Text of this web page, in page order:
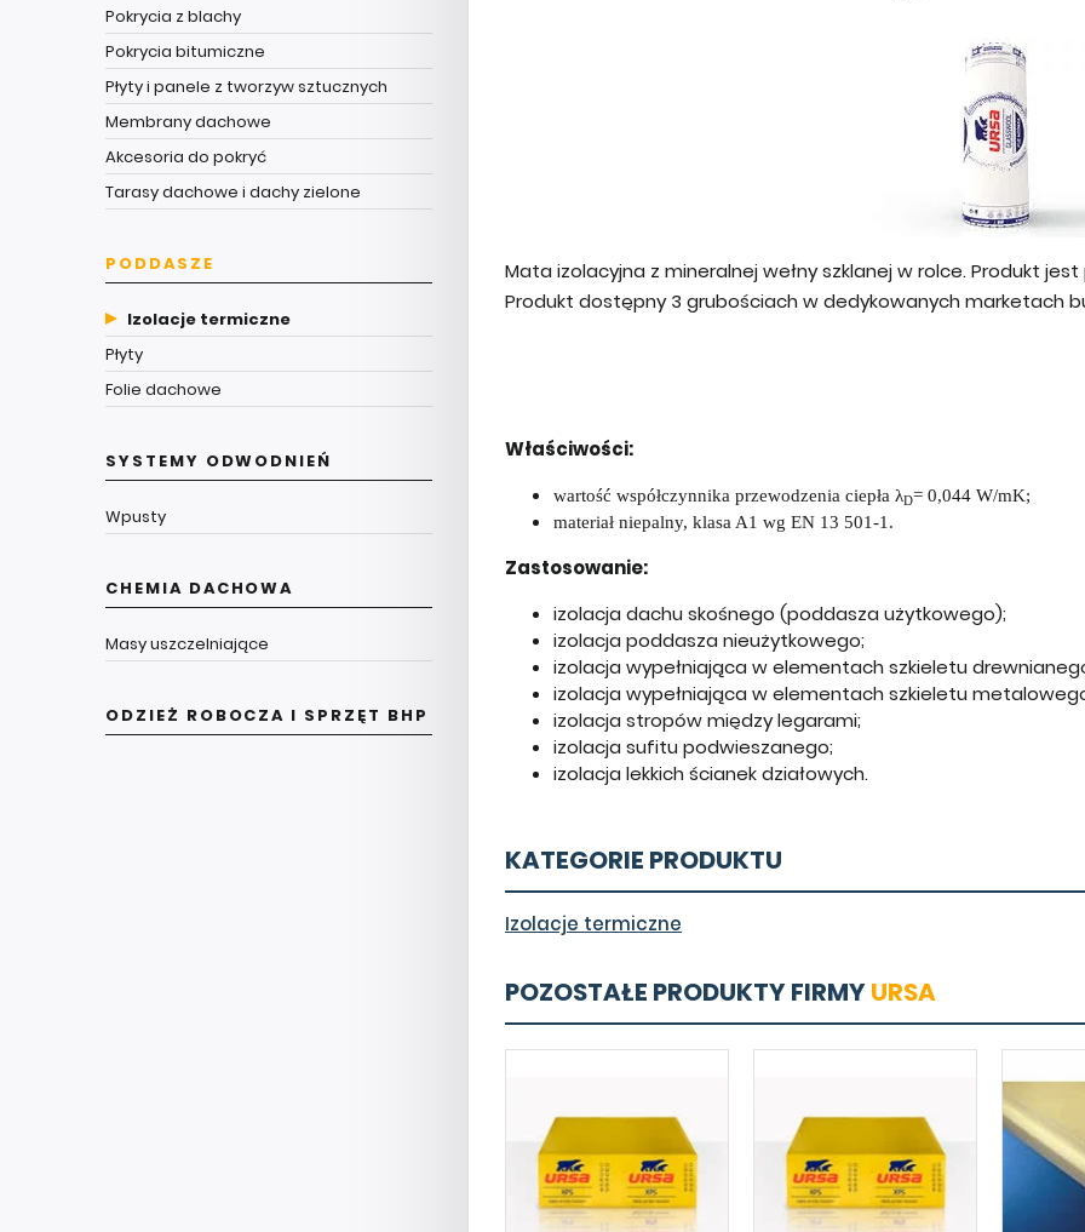
Pokrycia z blachy
Pokrycia bitumiczne
Płyty i panele z tworzyw sztucznych
Membrany dachowe
Akcesoria do pokryć
Tarasy dachowe i dachy zielone
PODDASZE
Izolacje termiczne
Płyty
Folie dachowe
SYSTEMY ODWODNIEŃ
Wpusty
CHEMIA DACHOWA
Masy uszczelniające
ODZIEŻ ROBOCZA I SPRZĘT BHP
​Mata izolacyjna z mineralnej wełny szklanej w rolce. Produkt
Produkt dostępny 3 grubościach w dedykowanych marketach
Właściwości:
wartość współczynnika przewodzenia ciepła λD= 0,044 W/mK;
materiał niepalny, klasa A1 wg EN 13 501-1.
Zastosowanie:
izolacja dachu skośnego (poddasza użytkowego);
izolacja poddasza nieużytkowego;
izolacja wypełniająca w elementach szkieletu
izolacja wypełniająca w elementach szkieletu
izolacja stropów między legarami;
izolacja sufitu podwieszanego;
izolacja lekkich ścianek działowych.
KATEGORIE PRODUKTU
Izolacje termiczne
POZOSTAŁE PRODUKTY FIRMYURSA